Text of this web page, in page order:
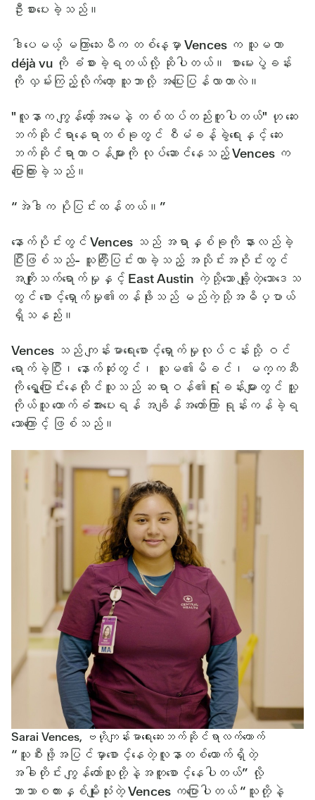
ဦးစားပေးခဲ့သည်။
ဒါပေမယ့် မကြာသေးမီက တစ်နေ့မှာ Vences က သူမဟာ
déjà vu ကို ခံစားခဲ့ရတယ်လို့ ဆိုပါတယ်။ စာမေးပွဲခန်း
ကို လှမ်းကြည့်လိုက်တော့ သူဘာလို့ အပြေးပြန်လာတာလဲ။
"လူနာက ကျွန်တော့်အမေနဲ့ တစ်ထပ်တည်းတူပါတယ်" ဟု ဆေး
ဘက်ဆိုင်ရာနေရာတစ်ခုတွင် စီမံခန့်ခွဲရေးနှင့် ဆေး
ဘက်ဆိုင်ရာတာဝန်များကို လုပ်ဆောင်နေသည့် Vences က
ပြောကြားခဲ့သည်။
“အဲဒါက ပိုပြင်းထန်တယ်။”
နောက်ပိုင်းတွင် Vences သည် အရာနှစ်ခုကို နားလည်ခဲ့
ပြီးဖြစ်သည်- သူကြီးပြင်းလာခဲ့သည့် အသိုင်းအဝိုင်းတွင်
အကျိုးသက်ရောက်မှုနှင့် East Austin ကဲ့သို့သော ချို့တဲ့သောဒေသ
တွင် စောင့်ရှောက်မှု၏တန်ဖိုးသည် မည်ကဲ့သို့အဓိပ္ပာယ်
ရှိသနည်း။
Vences သည် ကျန်းမာရေးစောင့်ရှောက်မှုလုပ်ငန်းသို့ ဝင်
ရောက်ခဲ့ပြီး၊ နောက်ဆုံးတွင်၊ သူမ၏မိခင်၊ မက္ကဆီ
ကို ရွှေ့ပြောင်းနေထိုင်သူသည် ဆရာဝန်၏ရုံးခန်းများတွင် သူ့
ကိုယ်သူ ထောက်ခံအားပေးရန် အချိန်အတော်ကြာ ရုန်းကန်ခဲ့ရ
သောကြောင့် ဖြစ်သည်။
Sarai Vences, ဗဟိုကျန်းမာရေးဆေးဘက်ဆိုင်ရာလက်ထောက်
“သူစီးဖို့အပြင်မှာစောင့်နေတဲ့လူနာတစ်ယောက်ရှိတဲ့
အခါတိုင်း ကျွန်တော်သူတို့နဲ့အတူစောင့်နေပါတယ်” လို့
ဘာသာစကားနှစ်မျိုးသုံးတဲ့ Vences ကပြောပါတယ် “သူတို့နဲ့